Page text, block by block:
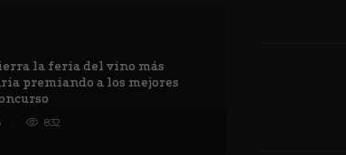
la feria del vino más
premiando a los mejores
832
Vino de la